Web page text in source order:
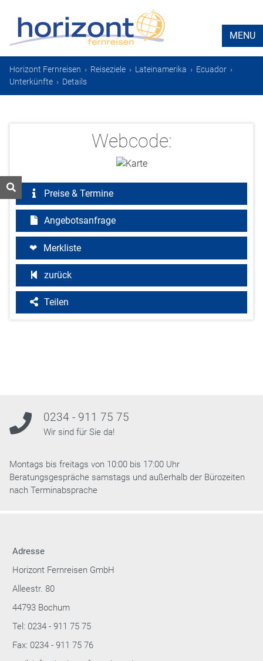
MENU
Horizont Fernreisen › Reiseziele › Lateinamerika › Ecuador ›
Unterkünfte › Details
Webcode:
Preise & Termine
Angebotsanfrage
Merkliste
zurück
Teilen
0234 - 911 75 75
Wir sind für Sie da!
Montags bis freitags von 10:00 bis 17:00 Uhr
Beratungsgespräche samstags und außerhalb der Bürozeiten
nach Terminabsprache
Adresse
Horizont Fernreisen GmbH
Alleestr. 80
44793 Bochum
Tel: 0234 - 911 75 75
Fax: 0234 - 911 75 76